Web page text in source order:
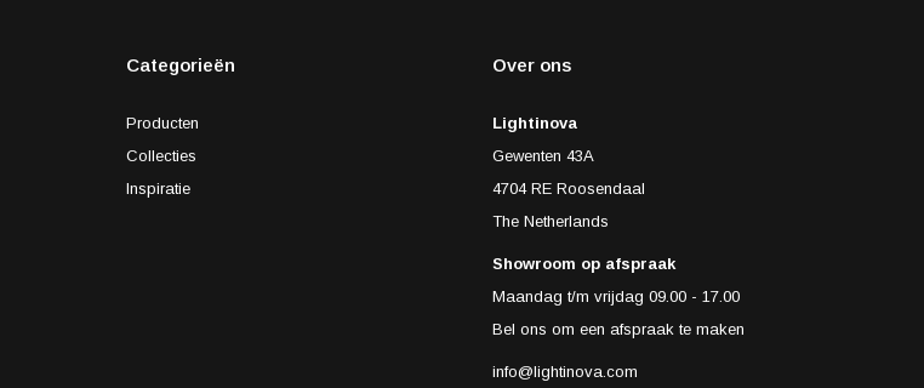
Categorieën
Producten
Collecties
Inspiratie
Over ons
Lightinova
Gewenten 43A
4704 RE Roosendaal
The Netherlands
Showroom op afspraak
Maandag t/m vrijdag 09.00 - 17.00
Bel ons om een afspraak te maken
info@lightinova.com